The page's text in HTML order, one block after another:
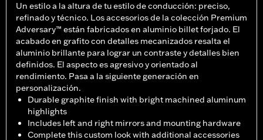
Un estilo a la altura de tu estilo de conducción: preciso,
refinado y técnico. Los accesorios de la colección Premium
Adversary™ están fabricados en aluminio billet forjado. El
acabado en grafito con detalles mecanizados resalta el
aluminio brillante para lograr un contraste y detalles bien
definidos. El aspecto es agresivo y orientado al
rendimiento. Pasa a la siguiente generación en
personalización.
Durable graphite finish with bright machined aluminum
highlights
Includes left and right mirrors and mounting hardware
Complete this custom look with additional accessories